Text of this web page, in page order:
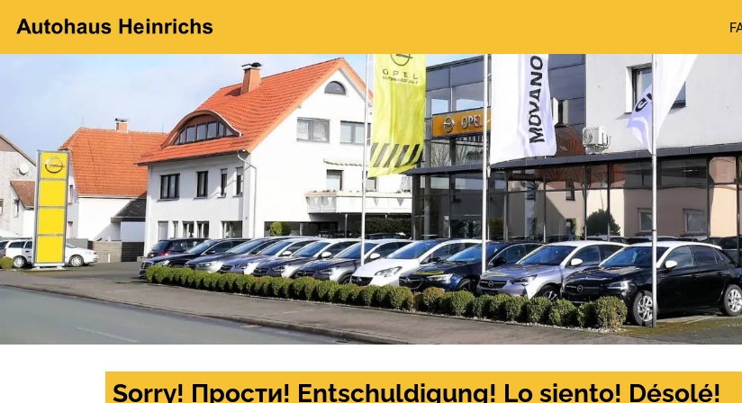
Sorry! Прости! Entschuldigung! Lo siento! Désolé!